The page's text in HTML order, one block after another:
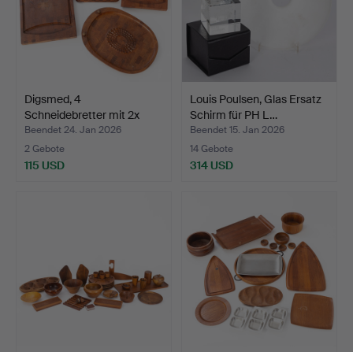
Digsmed, 4
Schneidebretter mit 2x
Edelstah…
Beendet 24. Jan 2026
2 Gebote
115 USD
Louis Poulsen, Glas Ersatz
Schirm für PH L…
Beendet 15. Jan 2026
14 Gebote
314 USD